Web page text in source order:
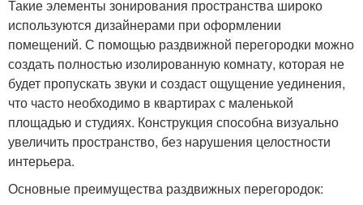
Такие элементы зонирования пространства широко
используются дизайнерами при оформлении
помещений. С помощью раздвижной перегородки можно
создать полностью изолированную комнату, которая не
будет пропускать звуки и создаст ощущение уединения,
что часто необходимо в квартирах с маленькой
площадью и студиях. Конструкция способна визуально
увеличить пространство, без нарушения целостности
интерьера.
Основные преимущества раздвижных перегородок: